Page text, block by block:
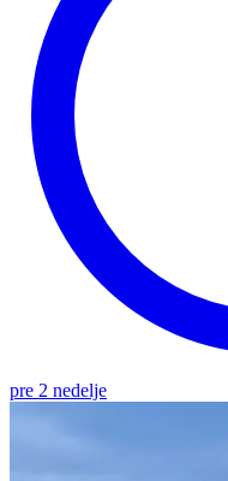
pre 2 nedelje